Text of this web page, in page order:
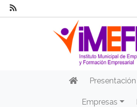
Presentación
Empresas